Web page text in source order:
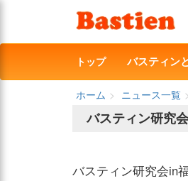
トップ バスティン
ホーム ニュース一覧
バスティン研究
バスティン研究会in